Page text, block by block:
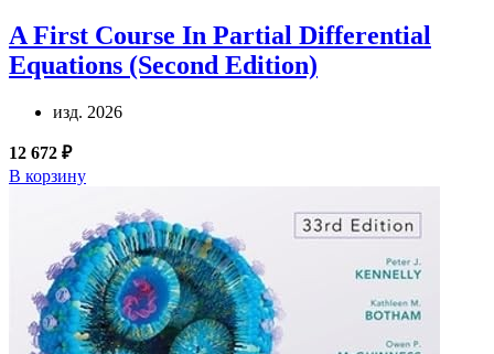
A First Course In Partial Differential
Equations (Second Edition)
изд. 2026
12 672 ₽
В корзину